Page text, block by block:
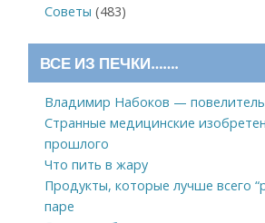
Советы (483)
ВСЕ ИЗ ПЕЧКИ…….
Владимир Набоков —
Странные медицинские
прошлого
Что пить в жару
Продукты, которые лучше всего
паре